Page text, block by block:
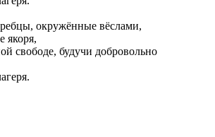
окружённые вёслами,
якоря,
свободе, будучи добровольно